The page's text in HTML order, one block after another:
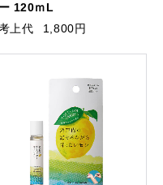
120ｍL
上代
1,800円